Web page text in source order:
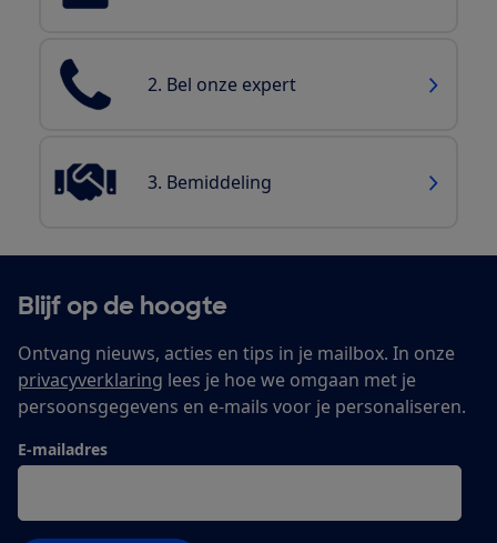
2. Bel onze expert
3. Bemiddeling
Blijf op de hoogte
Ontvang nieuws, acties en tips in je mailbox. In onze
privacyverklaring lees je hoe we omgaan met je
persoonsgegevens en e-mails voor je personaliseren.
E-mailadres